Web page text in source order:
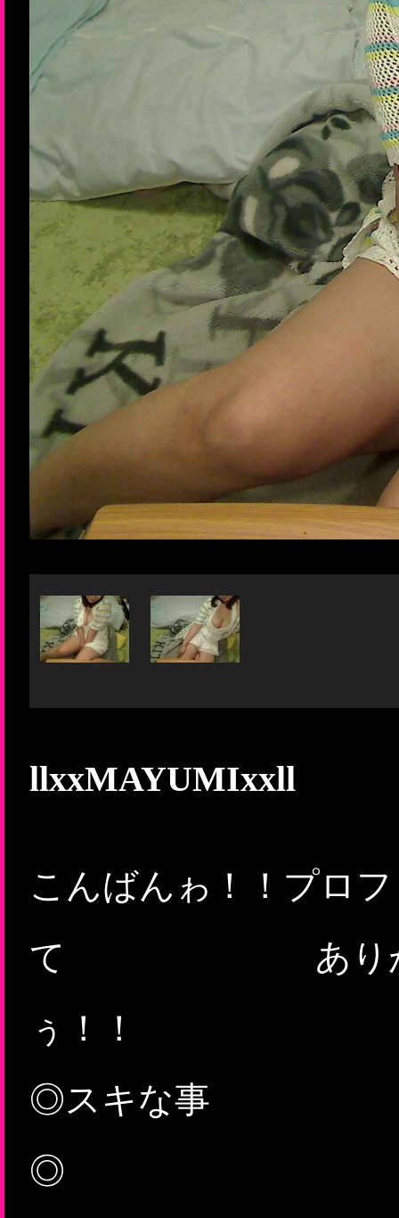
llxxMAYUMIxxll
こんばんゎ！！プロ
て ありがと
◎スキな事